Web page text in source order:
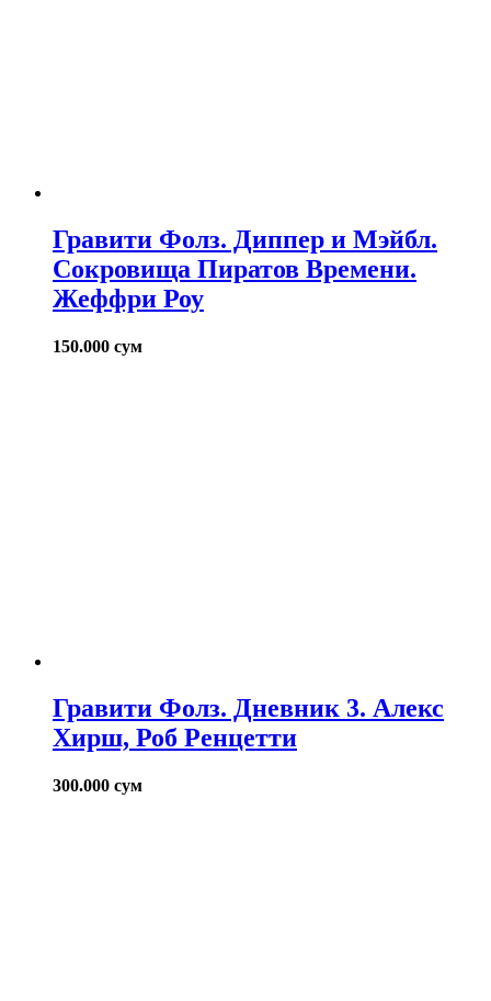
Гравити Фолз. Диппер и Мэйбл.
Сокровища Пиратов Времени.
Жеффри Роу
150.000 сум
Гравити Фолз. Дневник 3. Алекс
Хирш, Роб Ренцетти
300.000 сум